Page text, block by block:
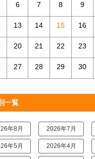
6 7 8 9
13 14 15 16
20 21 22 23
27 28 29 30
一覧
年8月 2026年7月
年5月 2026年4月